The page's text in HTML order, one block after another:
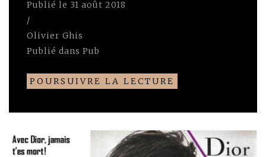
Publié le 31 août 2018
/
Olivier Ghis
Publié dans Pub
POURSUIVRE LA LECTURE